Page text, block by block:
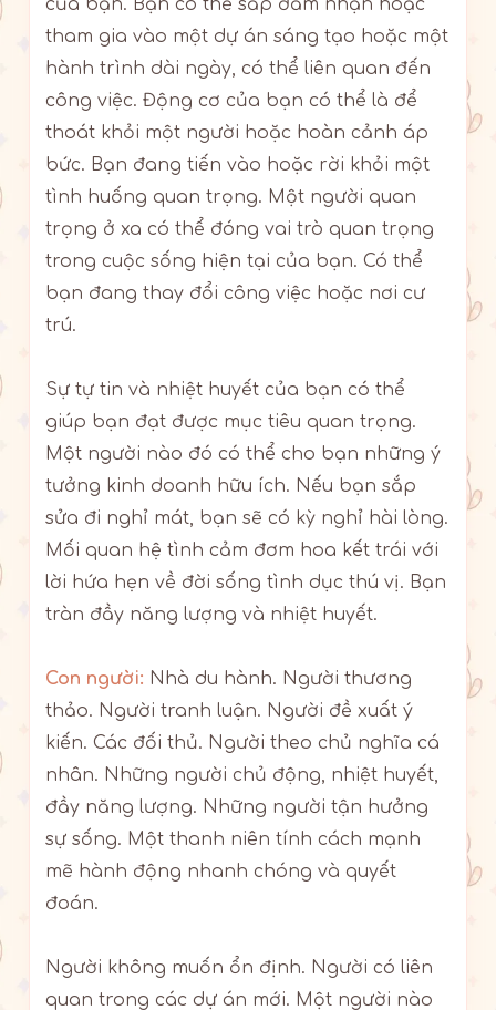
của bạn. Bạn có thể sắp đảm nhận hoặc
tham gia vào một dự án sáng tạo hoặc một
hành trình dài ngày, có thể liên quan đến
công việc. Động cơ của bạn có thể là để
thoát khỏi một người hoặc hoàn cảnh áp
bức. Bạn đang tiến vào hoặc rời khỏi một
tình huống quan trọng. Một người quan
trọng ở xa có thể đóng vai trò quan trọng
trong cuộc sống hiện tại của bạn. Có thể
bạn đang thay đổi công việc hoặc nơi cư
trú.
Sự tự tin và nhiệt huyết của bạn có thể
giúp bạn đạt được mục tiêu quan trọng.
Một người nào đó có thể cho bạn những ý
tưởng kinh doanh hữu ích. Nếu bạn sắp
sửa đi nghỉ mát, bạn sẽ có kỳ nghỉ hài lòng.
Mối quan hệ tình cảm đơm hoa kết trái với
lời hứa hẹn về đời sống tình dục thú vị. Bạn
tràn đầy năng lượng và nhiệt huyết.
Con người: Nhà du hành. Người thương
thảo. Người tranh luận. Người đề xuất ý
kiến. Các đối thủ. Người theo chủ nghĩa cá
nhân. Những người chủ động, nhiệt huyết,
đầy năng lượng. Những người tận hưởng
sự sống. Một thanh niên tính cách mạnh
mẽ hành động nhanh chóng và quyết
đoán.
Người không muốn ổn định. Người có liên
quan trong các dự án mới. Một người nào